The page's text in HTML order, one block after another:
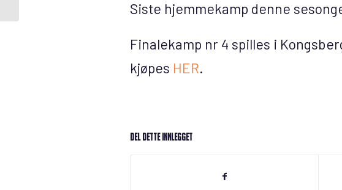
Siste hjemmekamp denne
Finalekamp nr 4 spilles i
kjøpes HER.
Del dette innlegget